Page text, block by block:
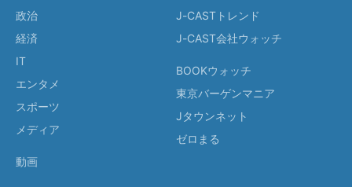
政治
経済
IT
エンタメ
スポーツ
メディア
動画
J-CASTトレンド
J-CAST会社ウォッチ
BOOKウォッチ
東京バーゲンマニア
Jタウンネット
ゼロまる